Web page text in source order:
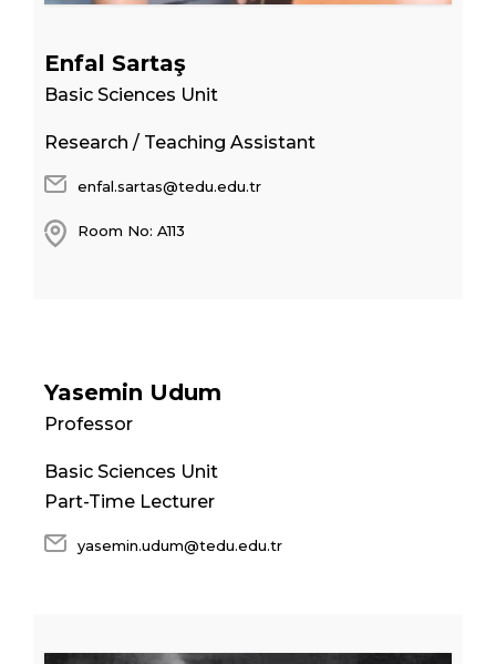
Enfal Sartaş
Basic Sciences Unit
Research / Teaching Assistant
enfal.sartas@tedu.edu.tr
Room No: A113
Yasemin Udum
Professor
Basic Sciences Unit
Part-Time Lecturer
yasemin.udum@tedu.edu.tr